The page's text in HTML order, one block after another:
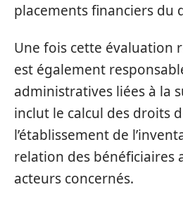
placements financiers du
Une fois cette évaluation
est également
administratives liées à la
inclut le calcul des droits
l’établissement de
relation des bénéficiaires
acteurs concernés.